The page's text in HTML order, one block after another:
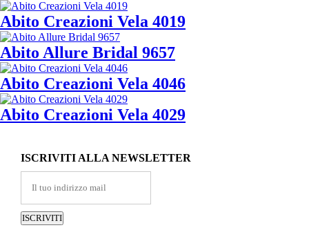
Abito Creazioni Vela 4019
Abito Allure Bridal 9657
Abito Creazioni Vela 4046
Abito Creazioni Vela 4029
ISCRIVITI ALLA NEWSLETTER